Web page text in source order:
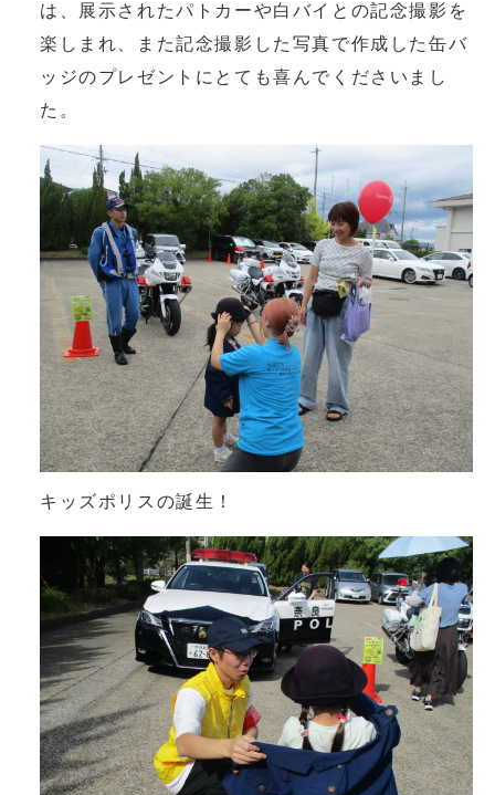
は、展示されたパトカーや白バイとの記念撮影を
楽しまれ、また記念撮影した写真で作成した缶バ
ッジのプレゼントにとても喜んでくださいまし
た。
キッズポリスの誕生！